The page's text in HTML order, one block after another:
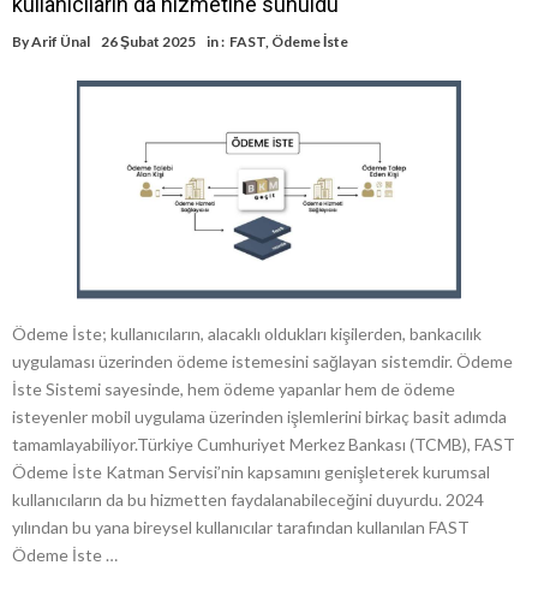
ByArif Ünal 26 Şubat 2025 in : FAST, Ödeme İste
Ödeme İste; kullanıcıların, alacaklı oldukları kişilerden, bankacılık
uygulaması üzerinden ödeme istemesini sağlayan sistemdir. Ödeme
İste Sistemi sayesinde, hem ödeme yapanlar hem de ödeme
isteyenler mobil uygulama üzerinden işlemlerini birkaç basit adımda
tamamlayabiliyor.Türkiye Cumhuriyet Merkez Bankası (TCMB), FAST
Ödeme İste Katman Servisi’nin kapsamını genişleterek kurumsal
kullanıcıların da bu hizmetten faydalanabileceğini duyurdu. 2024
yılından bu yana bireysel kullanıcılar tarafından kullanılan FAST
Ödeme İste …